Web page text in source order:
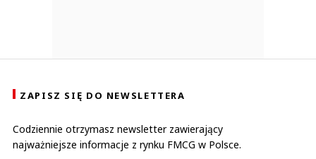
ZAPISZ SIĘ DO NEWSLETTERA
Codziennie otrzymasz newsletter zawierający
najważniejsze informacje z rynku FMCG w Polsce.